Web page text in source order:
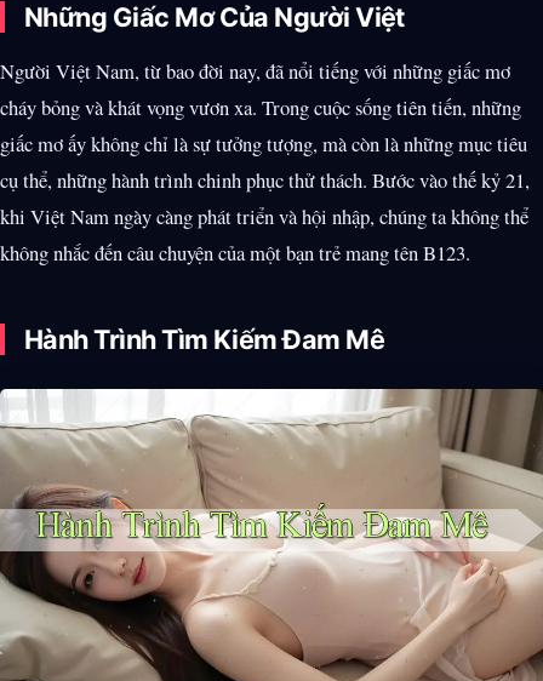
Những Giấc Mơ Của Người Việt
Người Việt Nam, từ bao đời nay, đã nổi tiếng với những giấc mơ
cháy bỏng và khát vọng vươn xa. Trong cuộc sống tiên tiến, những
giấc mơ ấy không chỉ là sự tưởng tượng, mà còn là những mục tiêu
cụ thể, những hành trình chinh phục thử thách. Bước vào thế kỷ 21,
khi Việt Nam ngày càng phát triển và hội nhập, chúng ta không thể
không nhắc đến câu chuyện của một bạn trẻ mang tên B123.
Hành Trình Tìm Kiếm Đam Mê